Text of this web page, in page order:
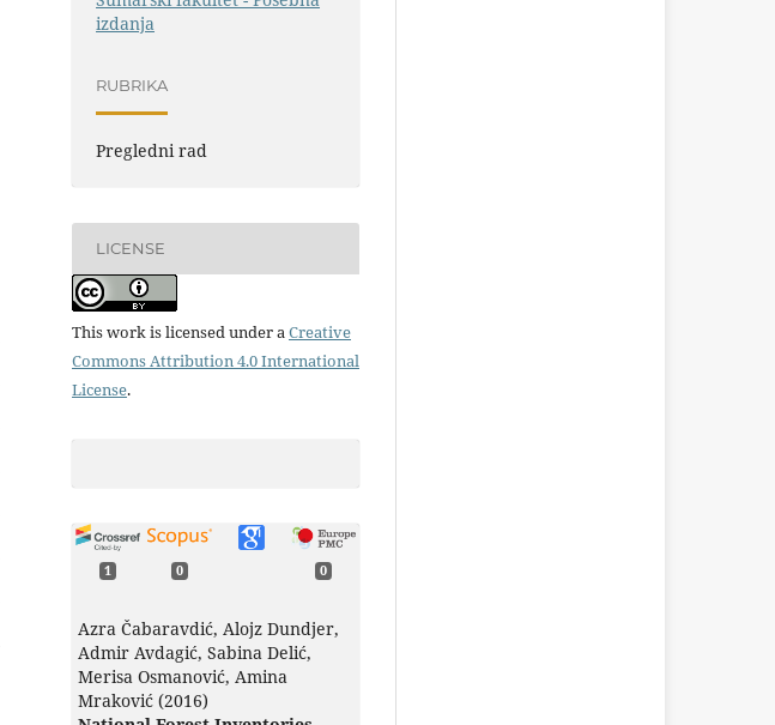
izdanja
RUBRIKA
Pregledni rad
LICENSE
This work is licensed under aCreative
Commons Attribution 4.0 International
License.
1 0 0
Azra Čabaravdić, Alojz Dundjer,
Admir Avdagić, Sabina Delić,
Merisa Osmanović, Amina
Mraković (2016)